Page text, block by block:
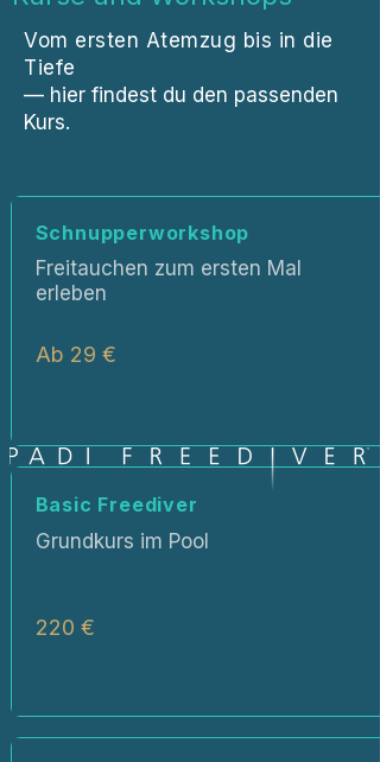
Vom ersten Atemzug bis in die
Tiefe
— hier findest du den passenden
Kurs.
Schnupperworkshop
Freitauchen zum ersten Mal
erleben
Ab 29 €
Basic Freediver
Grundkurs im Pool
220 €